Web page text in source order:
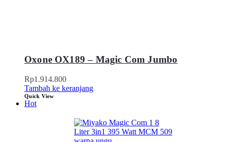
Oxone OX189 – Magic Com Jumbo
Rp1.914.800
Tambah ke keranjang
Quick View
Hot